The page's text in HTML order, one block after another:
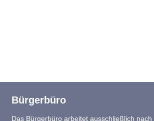
Bürgerbüro
Das Bürgerbüro arbeitet ausschließlich nach